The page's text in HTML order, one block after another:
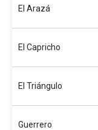
El Arazá
El Capricho
El Triángulo
Guerrero